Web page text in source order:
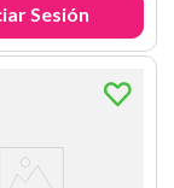
Sesión